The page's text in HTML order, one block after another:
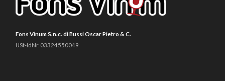
Fons Vinum S.n.c. di Bussi Oscar Pietro & C.
USt-IdNr. 03324550049